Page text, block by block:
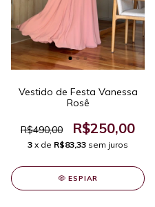
Vestido de Festa Vanessa
Rosê
R$490,00 R$250,00
3 x de R$83,33 sem juros
ESPIAR